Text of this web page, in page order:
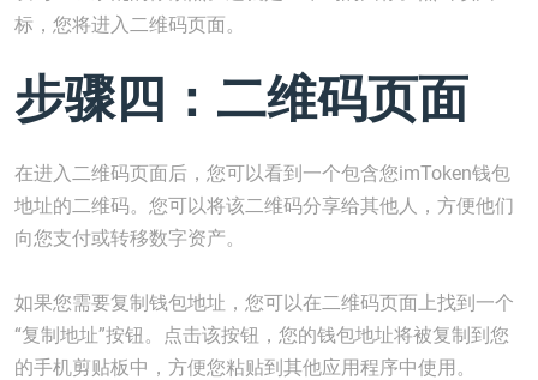
标，您将进入二维码页面。
步骤四：二维码页面
在进入二维码页面后，您可以看到一个包含您imToken钱包
地址的二维码。您可以将该二维码分享给其他人，方便他们
向您支付或转移数字资产。
如果您需要复制钱包地址，您可以在二维码页面上找到一个
“复制地址”按钮。点击该按钮，您的钱包地址将被复制到您
的手机剪贴板中，方便您粘贴到其他应用程序中使用。